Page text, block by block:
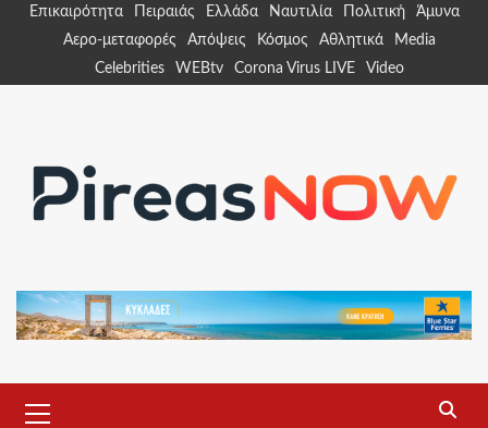
Επικαιρότητα Πειραιάς Ελλάδα Ναυτιλία Πολιτική
Άμυνα
Αερο-μεταφορές
Απόψεις Κόσμος Αθλητικά
Media
Celebrities
WEBtv Corona Virus LIVE Video
Menu